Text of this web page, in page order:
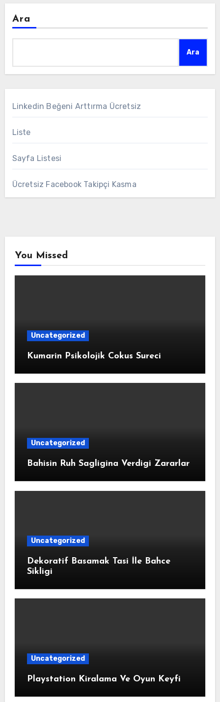
Ara
Ara
Linkedin Beğeni Arttırma Ücretsiz
Liste
Sayfa Listesi
Ücretsiz Facebook Takipçi Kasma
You Missed
Uncategorized
Kumarin Psikolojik Cokus Sureci
Uncategorized
Bahisin Ruh Sagligina Verdigi Zararlar
Uncategorized
Dekoratif Basamak Tasi İle Bahce
Sikligi
Uncategorized
Playstation Kiralama Ve Oyun Keyfi